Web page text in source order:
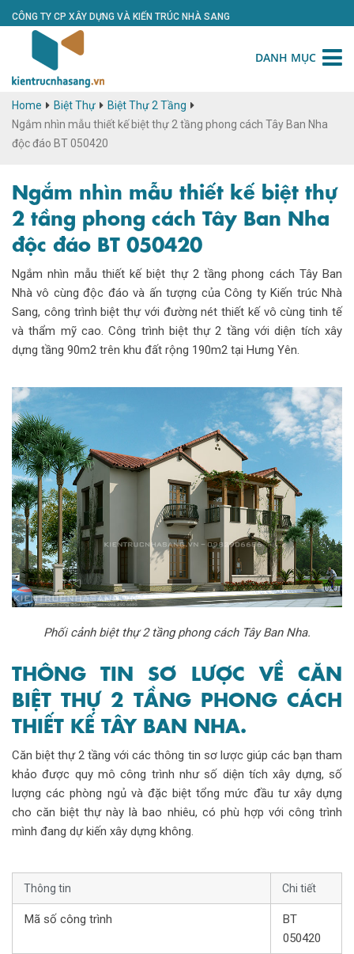
CÔNG TY CP XÂY DỰNG VÀ KIẾN TRÚC NHÀ SANG
DANH MỤC
Home Biệt Thự
Biệt Thự 2 Tầng
Ngắm nhìn mẫu thiết kế biệt thự 2 tầng phong cách Tây Ban Nha
độc đáo BT 050420
Ngắm nhìn mẫu thiết kế biệt thự
2 tầng phong cách Tây Ban Nha
độc đáo BT 050420
Ngắm nhìn mẫu thiết kế biệt thự 2 tầng phong cách Tây Ban
Nhà vô cùng độc đáo và ấn tượng của Công ty Kiến trúc Nhà
Sang, công trình biệt thự với đường nét thiết kế vô cùng tinh tế
và thẩm mỹ cao. Công trình biệt thự 2 tầng với diện tích xây
dựng tầng 90m2 trên khu đất rộng 190m2 tại Hưng Yên.
Phối cảnh biệt thự 2 tầng phong cách Tây Ban Nha.
THÔNG TIN SƠ LƯỢC VỀ CĂN
BIỆT THỰ 2 TẦNG PHONG CÁCH
THIẾT KẾ TÂY BAN NHA.
Căn biệt thự 2 tầng với các thông tin sơ lược giúp các bạn tham
khảo được quy mô công trình như số diện tích xây dựng, số
lượng các phòng ngủ và đặc biệt tổng mức đầu tư xây dựng
cho căn biệt thự này là bao nhiêu, có phù hợp với công trình
mình đang dự kiến xây dựng không.
Thông tin Chi tiết
Mã số công trình
BT
050420